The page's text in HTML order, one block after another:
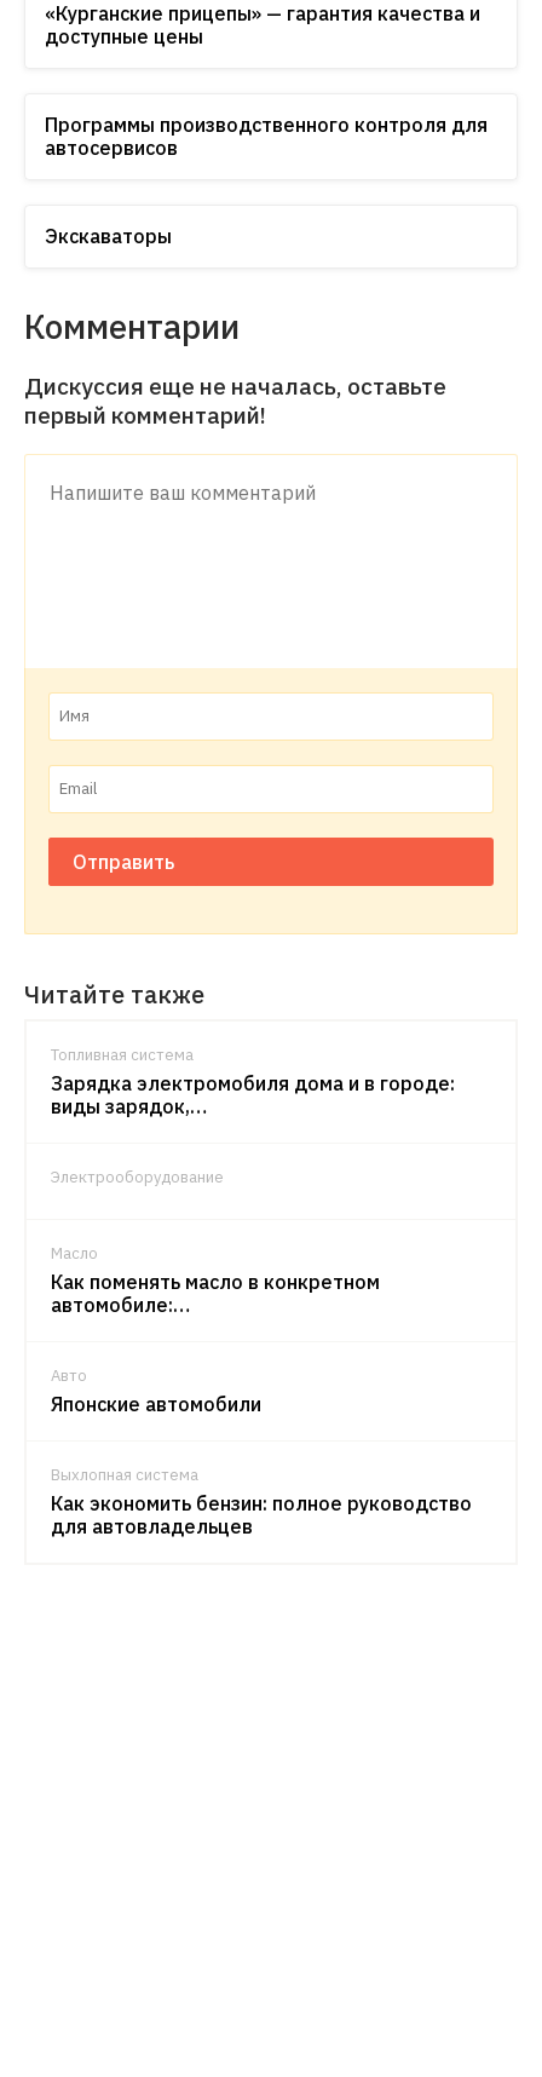
«Курганские прицепы» — гарантия качества и
доступные цены
Программы производственного контроля для
автосервисов
Экскаваторы
Комментарии
Дискуссия еще не началась, оставьте
первый комментарий!
Отправить
Читайте также
Топливная система
Зарядка электромобиля дома и в городе:
виды зарядок,…
Электрооборудование
Масло
Как поменять масло в конкретном
автомобиле:…
Авто
Японские автомобили
Выхлопная система
Как экономить бензин: полное руководство
для автовладельцев